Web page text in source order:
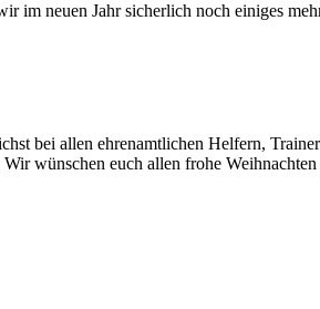
im neuen Jahr sicherlich noch einiges
bei allen ehrenamtlichen Helfern,
wünschen euch allen frohe